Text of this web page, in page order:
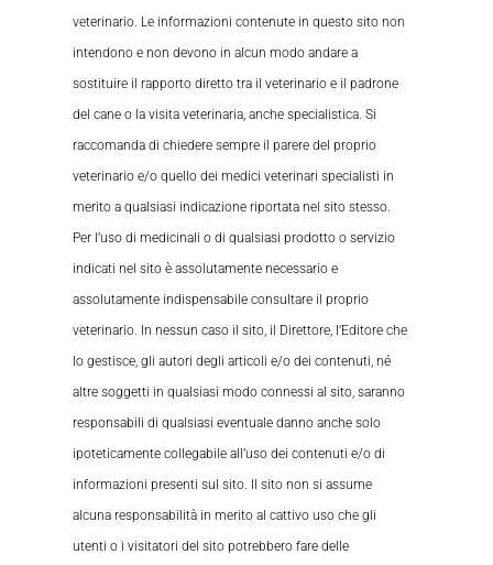
veterinario. Le informazioni contenute in questo sito non
intendono e non devono in alcun modo andare a
sostituire il rapporto diretto tra il veterinario e il padrone
del cane o la visita veterinaria, anche specialistica. Si
raccomanda di chiedere sempre il parere del proprio
veterinario e/o quello dei medici veterinari specialisti in
merito a qualsiasi indicazione riportata nel sito stesso.
Per l’uso di medicinali o di qualsiasi prodotto o servizio
indicati nel sito è assolutamente necessario e
assolutamente indispensabile consultare il proprio
veterinario. In nessun caso il sito, il Direttore, l’Editore che
lo gestisce, gli autori degli articoli e/o dei contenuti, né
altre soggetti in qualsiasi modo connessi al sito, saranno
responsabili di qualsiasi eventuale danno anche solo
ipoteticamente collegabile all’uso dei contenuti e/o di
informazioni presenti sul sito. Il sito non si assume
alcuna responsabilità in merito al cattivo uso che gli
utenti o i visitatori del sito potrebbero fare delle